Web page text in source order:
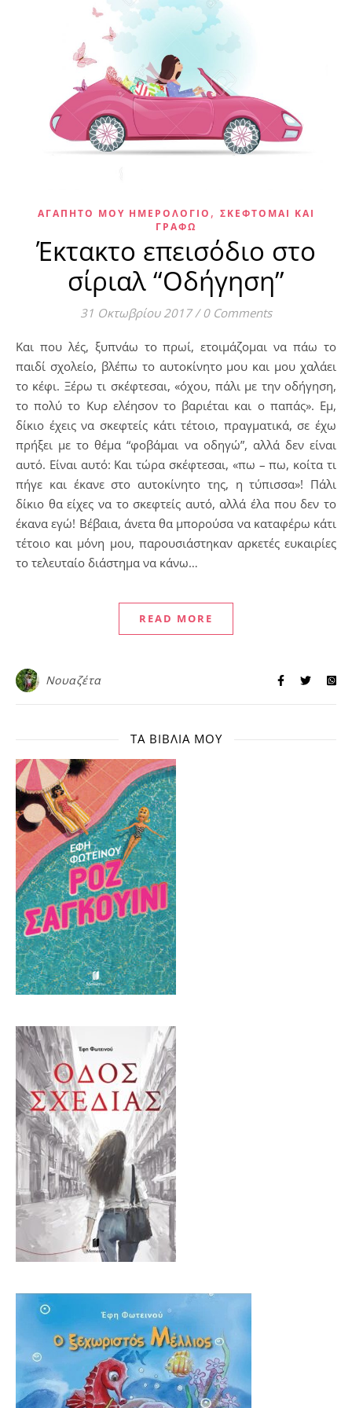
ΑΓΑΠΗΤΌ ΜΟΥ ΗΜΕΡΟΛΌΓΙΟ , ΣΚΈΦΤΟΜΑΙ ΚΑΙ
ΓΡΆΦΩ
Έκτακτο επεισόδιο στο
σίριαλ “Οδήγηση”
31 Οκτωβρίου 2017 / 0 Comments
Και που λές, ξυπνάω το πρωί, ετοιμάζομαι να πάω το
παιδί σχολείο, βλέπω το αυτοκίνητο μου και μου χαλάει
το κέφι. Ξέρω τι σκέφτεσαι, «όχου, πάλι με την οδήγηση,
το πολύ το Κυρ ελέησον το βαριέται και ο παπάς». Εμ,
δίκιο έχεις να σκεφτείς κάτι τέτοιο, πραγματικά, σε έχω
πρήξει με το θέμα “φοβάμαι να οδηγώ”, αλλά δεν είναι
αυτό. Είναι αυτό: Και τώρα σκέφτεσαι, «πω – πω, κοίτα τι
πήγε και έκανε στο αυτοκίνητο της, η τύπισσα»! Πάλι
δίκιο θα είχες να το σκεφτείς αυτό, αλλά έλα που δεν το
έκανα εγώ! Βέβαια, άνετα θα μπορούσα να καταφέρω κάτι
τέτοιο και μόνη μου, παρουσιάστηκαν αρκετές ευκαιρίες
το τελευταίο διάστημα να κάνω…
READ MORE
Νουαζέτα
ΤΑ ΒΙΒΛΊΑ ΜΟΥ